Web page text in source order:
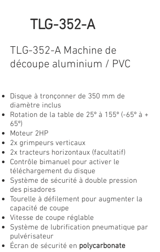
TLG-352-A
TLG-352-A Machine de
découpe aluminium / PVC
Disque à tronçonner de 350 mm de
diamètre inclus
Rotation de la table de 25º à 155º (-65º à +
65º)
Moteur 2HP
2x grimpeurs verticaux
2x tracteurs horizontaux (facultatif)
Contrôle bimanuel pour activer le
téléchargement du disque
Système de sécurité à double pression
des pisadores
Tourelle à défilement pour augmenter la
capacité de coupe
Vitesse de coupe réglable
Système de lubrification pneumatique par
pulvérisateur
Écran de sécurité en polycarbonate